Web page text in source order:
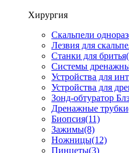
Хирургия
Скальпели
Лезвия для
Станки для бритья
Системы
Устройства для
Устройства для
Зонд-обтуратор
Дренажные трубки
Биопсия(11)
Зажимы(8)
Ножницы(12)
Пинцеты(3)